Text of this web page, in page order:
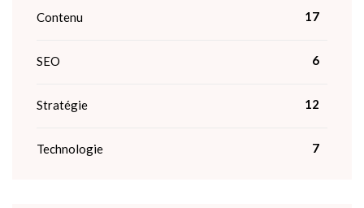
Contenu 17
SEO 6
Stratégie 12
Technologie 7